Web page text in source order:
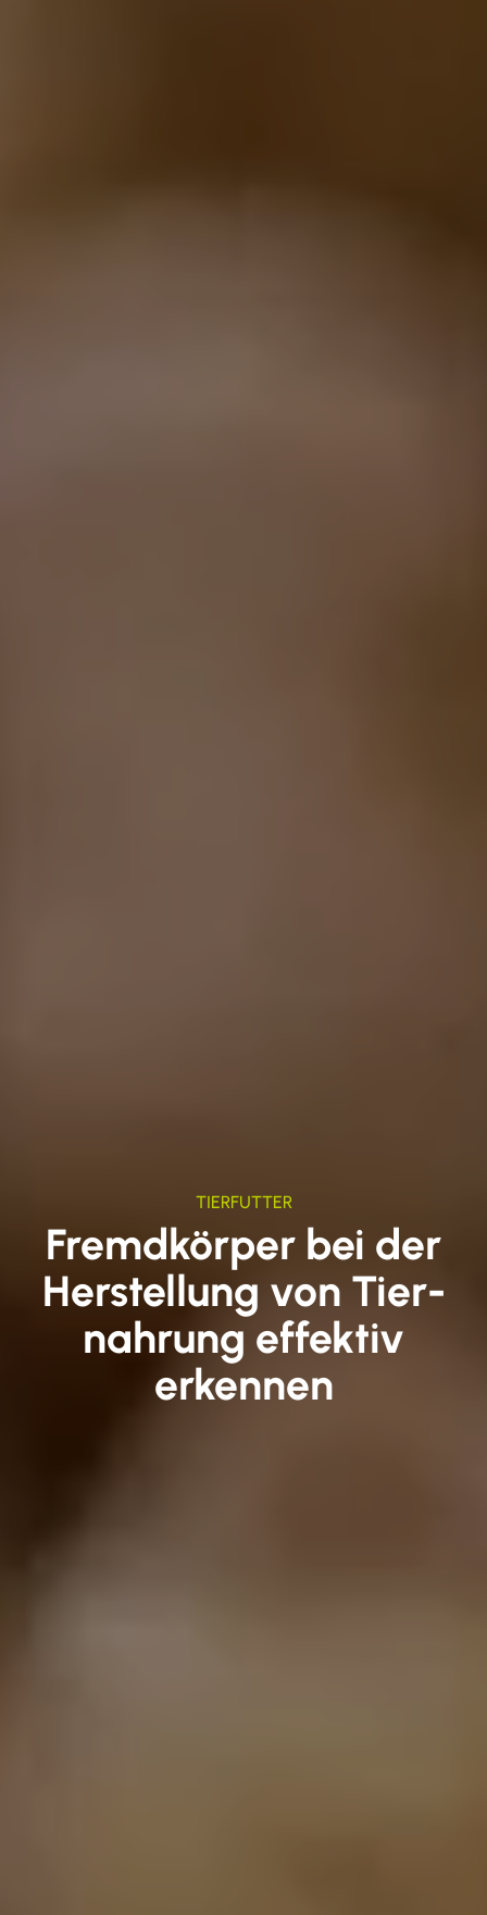
TIERFUTTER
Fremdkörper bei der
Herstellung von Tier­
nahrung effektiv
erkennen